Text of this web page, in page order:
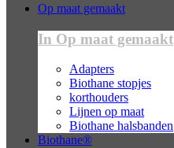
Op maat gemaakt
In Op maat gemaakt
Adapters
Biothane stopjes
korthouders
Lijnen op maat
Biothane halsbanden
Biothane®